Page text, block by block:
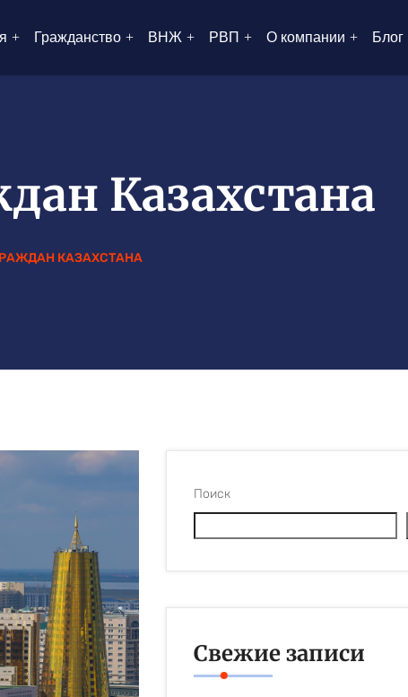
Гражданство ВНЖ РВП О компании Блог
Казахстана
КАЗАХСТАНА
Поиск
Свежие записи